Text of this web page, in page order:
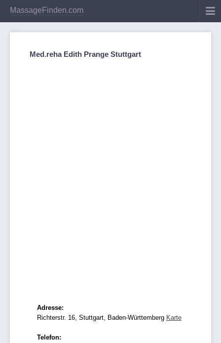
MassageFinden.com
Med.reha Edith Prange Stuttgart
Adresse:
Richterstr. 16, Stuttgart, Baden-Württemberg Karte
Telefon: